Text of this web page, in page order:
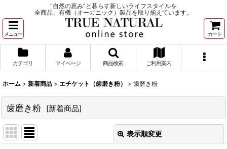
“自然の恵み”と暮らす新しいライフスタイルを
全商品、有機（オーガニック）製品を取り揃えています。
メニュー カート
カテゴリ マイページ 商品検索 ご利用案内
ホーム > 新着商品 > エチケット（歯磨き粉） > 歯磨き粉
歯磨き粉 [新着商品]
表示順変更